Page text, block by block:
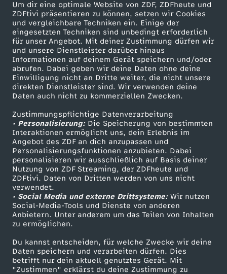
Um dir eine optimale Website von ZDF, ZDFheute und
ZDFtivi präsentieren zu können, setzen wir Cookies
und vergleichbare Techniken ein. Einige der
eingesetzten Techniken sind unbedingt erforderlich
für unser Angebot. Mit deiner Zustimmung dürfen wir
und unsere Dienstleister darüber hinaus
Informationen auf deinem Gerät speichern und/oder
abrufen. Dabei geben wir deine Daten ohne deine
Einwilligung nicht an Dritte weiter, die nicht unsere
direkten Dienstleister sind. Wir verwenden deine
Daten auch nicht zu kommerziellen Zwecken.
Zustimmungspflichtige Datenverarbeitung
• Personalisierung:Die Speicherung von bestimmten
Interaktionen ermöglicht uns, dein Erlebnis im
Angebot des ZDF an dich anzupassen und
Personalisierungsfunktionen anzubieten. Dabei
personalisieren wir ausschließlich auf Basis deiner
Nutzung von ZDF Streaming, der ZDFheute und
ZDFtivi. Daten von Dritten werden von uns nicht
verwendet.
• Social Media und externe Drittsysteme:Wir nutzen
Social-Media-Tools und Dienste von anderen
Anbietern. Unter anderem um das Teilen von Inhalten
zu ermöglichen.
Du kannst entscheiden, für welche Zwecke wir deine
Daten speichern und verarbeiten dürfen. Dies
betrifft nur dein aktuell genutztes Gerät. Mit
"Zustimmen" erklärst du deine Zustimmung zu
Mehr ZDF
ZDF-Apps
Smart TV
ZDFtext
Livestreams
Sendungen A-Z
TV-Programm
Service
ZDFmitreden
Kontakt zum ZDF
Tickets
Zuschauerservice
Hilfe
ZDF Unternehmen
Karriere
ZDF goes Schule
Werbefernsehen